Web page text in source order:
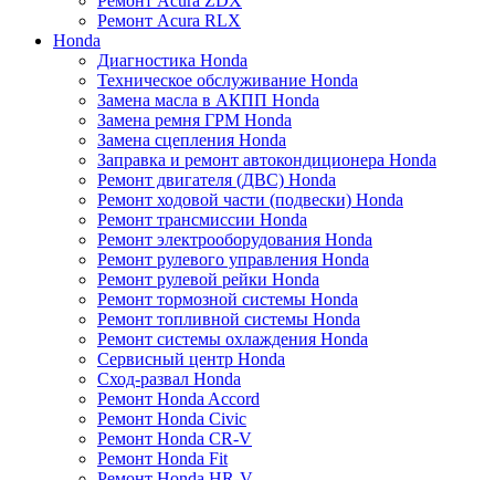
Ремонт Acura RLX
Honda
Диагностика Honda
Техническое обслуживание Honda
Замена масла в АКПП Honda
Замена ремня ГРМ Honda
Замена сцепления Honda
Заправка и ремонт автокондиционера Honda
Ремонт двигателя (ДВС) Honda
Ремонт ходовой части (подвески) Honda
Ремонт трансмиссии Honda
Ремонт электрооборудования Honda
Ремонт рулевого управления Honda
Ремонт рулевой рейки Honda
Ремонт тормозной системы Honda
Ремонт топливной системы Honda
Ремонт системы охлаждения Honda
Сервисный центр Honda
Сход-развал Honda
Ремонт Honda Accord
Ремонт Honda Civic
Ремонт Honda CR-V
Ремонт Honda Fit